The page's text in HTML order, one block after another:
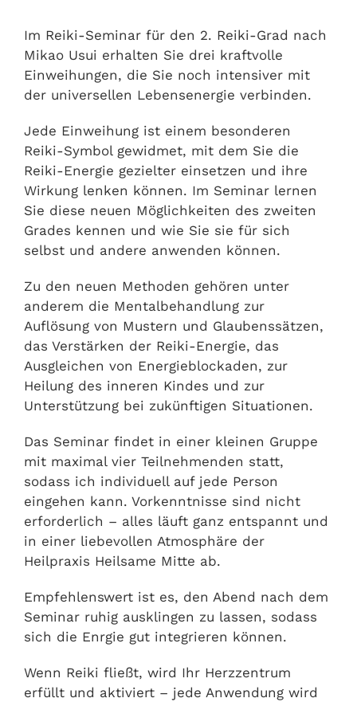
Im Reiki-Seminar für den 2. Reiki-Grad nach
Mikao Usui erhalten Sie drei kraftvolle
Einweihungen, die Sie noch intensiver mit
der universellen Lebensenergie verbinden.
Jede Einweihung ist einem besonderen
Reiki-Symbol gewidmet, mit dem Sie die
Reiki-Energie gezielter einsetzen und ihre
Wirkung lenken können. Im Seminar lernen
Sie diese neuen Möglichkeiten des zweiten
Grades kennen und wie Sie sie für sich
selbst und andere anwenden können.
Zu den neuen Methoden gehören unter
anderem die Mentalbehandlung zur
Auflösung von Mustern und Glaubenssätzen,
das Verstärken der Reiki-Energie, das
Ausgleichen von Energieblockaden, zur
Heilung des inneren Kindes und zur
Unterstützung bei zukünftigen Situationen.
Das Seminar findet in einer kleinen Gruppe
mit maximal vier Teilnehmenden statt,
sodass ich individuell auf jede Person
eingehen kann. Vorkenntnisse sind nicht
erforderlich – alles läuft ganz entspannt und
in einer liebevollen Atmosphäre der
Heilpraxis Heilsame Mitte ab.
Empfehlenswert ist es, den Abend nach dem
Seminar ruhig ausklingen zu lassen, sodass
sich die Enrgie gut integrieren können.
Wenn Reiki fließt, wird Ihr Herzzentrum
erfüllt und aktiviert – jede Anwendung wird